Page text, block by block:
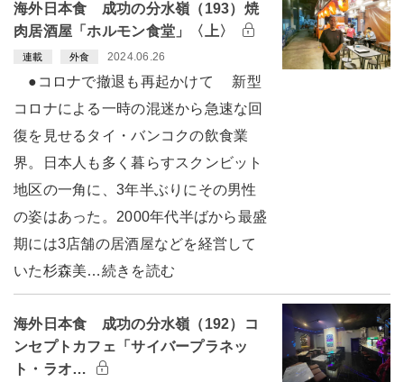
海外日本食 成功の分水嶺（193）焼
肉居酒屋「ホルモン食堂」〈上〉
連載 外食 2024.06.26
●コロナで撤退も再起かけて 新型
コロナによる一時の混迷から急速な回
復を見せるタイ・バンコクの飲食業
界。日本人も多く暮らすスクンビット
地区の一角に、3年半ぶりにその男性
の姿はあった。2000年代半ばから最盛
期には3店舗の居酒屋などを経営して
いた杉森美…続きを読む
海外日本食 成功の分水嶺（192）コ
ンセプトカフェ「サイバープラネッ
ト・ラオ…